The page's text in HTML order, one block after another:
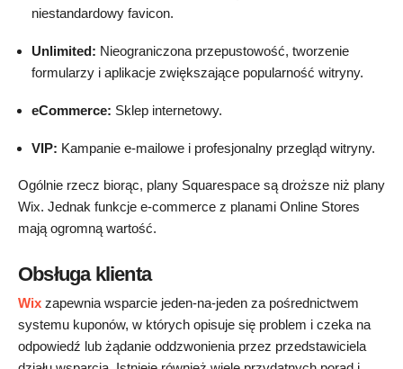
niestandardowy favicon.
Unlimited: Nieograniczona przepustowość, tworzenie
formularzy i aplikacje zwiększające popularność witryny.
eCommerce: Sklep internetowy.
VIP: Kampanie e-mailowe i profesjonalny przegląd witryny.
Ogólnie rzecz biorąc, plany Squarespace są droższe niż plany
Wix. Jednak funkcje e-commerce z planami Online Stores
mają ogromną wartość.
Obsługa klienta
Wix zapewnia wsparcie jeden-na-jeden za pośrednictwem
systemu kuponów, w których opisuje się problem i czeka na
odpowiedź lub żądanie oddzwonienia przez przedstawiciela